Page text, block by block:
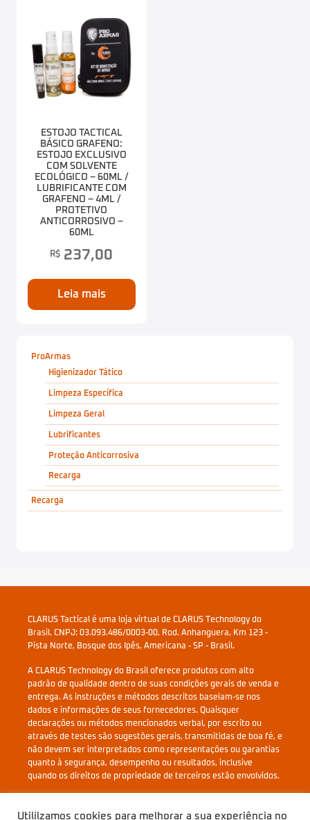
ESTOJO TACTICAL
BÁSICO GRAFENO:
ESTOJO EXCLUSIVO
COM SOLVENTE
ECOLÓGICO – 60ML /
LUBRIFICANTE COM
GRAFENO – 4ML /
PROTETIVO
ANTICORROSIVO –
60ML
R$ 237,00
Leia mais
ProArmas
Higienizador Tático
Limpeza Específica
Limpeza Geral
Lubrificantes
Proteção Anticorrosiva
Recarga
Recarga
CLARUS Tactical é uma loja virtual de CLARUS Technology do
Brasil. CNPJ: 03.093.486/0003-00, Rod. Anhanguera, Km 123 -
Pista Norte, Bosque dos Ipês, Americana - SP - Brasil.
A CLARUS Technology do Brasil oferece produtos com alto
padrão de qualidade dentro de suas condições gerais de venda e
entrega. As instruções e métodos descritos baseiam-se nos
dados e informações de seus fornecedores. Quaisquer
declarações ou métodos mencionados verbal, por escrito ou
através de testes são sugestões gerais, transmitidas de boa fé, e
não devem ser interpretados como representações ou garantias
quanto à segurança, desempenho ou resultados, inclusive
quando os direitos de propriedade de terceiros estão envolvidos.
Utililzamos cookies para melhorar a sua experiência no